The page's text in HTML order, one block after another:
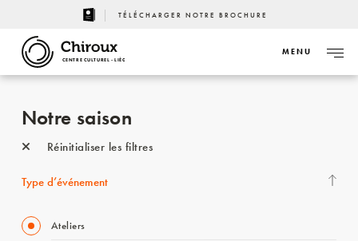
TÉLÉCHARGER NOTRE BROCHURE
CENTRE CULTUREL - LIÈGE
MENU
Notre saison
Réinitialiser les filtres
Type d’événement
Ateliers